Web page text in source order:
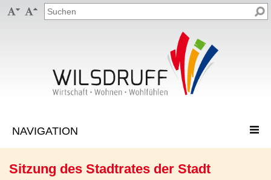
 
Sitzung des Stadtrates der Stadt